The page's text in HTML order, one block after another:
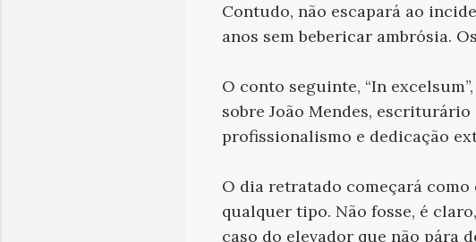
Contudo, não escapará ao
anos sem bebericar ambrósia.
O conto seguinte, “In
sobre João Mendes,
profissionalismo e dedicação
O dia retratado começará
qualquer tipo. Não fosse, é
caso do elevador que não pára